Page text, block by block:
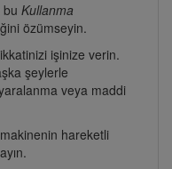
bu Kullanma
özümseyin.
işinize verin.
şeylerle
veya maddi
makinenin hareketli